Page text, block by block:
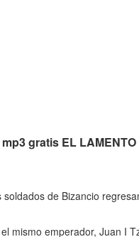
gratis EL LAMENTO
de Bizancio
mismo emperador, Juan I